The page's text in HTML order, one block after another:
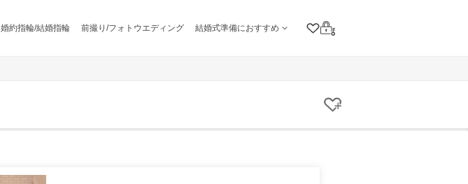
婚約指輪/結婚指輪 前撮り/フォトウエディング 結婚式準備におすすめ
クリップリスト
ログイン
クリップする